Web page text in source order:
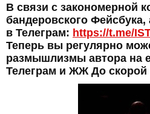
В связи с закономерной
бандеровского
в Телеграм: https://t.me/
Теперь вы регулярно
размышлизмы автора на
Телеграм и ЖЖ До скорой